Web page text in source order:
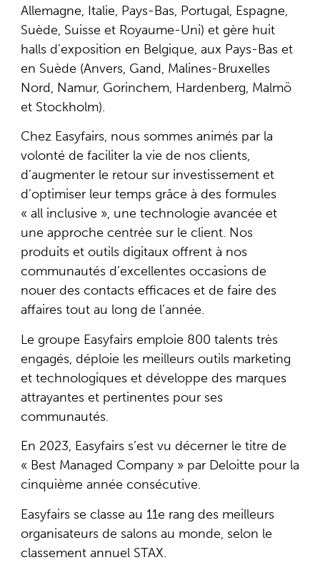
Allemagne, Italie, Pays-Bas, Portugal, Espagne,
Suède, Suisse et Royaume-Uni) et gère huit
halls d’exposition en Belgique, aux Pays-Bas et
en Suède (Anvers, Gand, Malines-Bruxelles
Nord, Namur, Gorinchem, Hardenberg, Malmö
et Stockholm).
Chez Easyfairs, nous sommes animés par la
volonté de faciliter la vie de nos clients,
d’augmenter le retour sur investissement et
d’optimiser leur temps grâce à des formules
« all inclusive », une technologie avancée et
une approche centrée sur le client. Nos
produits et outils digitaux offrent à nos
communautés d’excellentes occasions de
nouer des contacts efficaces et de faire des
affaires tout au long de l’année.
Le groupe Easyfairs emploie 800 talents très
engagés, déploie les meilleurs outils marketing
et technologiques et développe des marques
attrayantes et pertinentes pour ses
communautés.
En 2023, Easyfairs s’est vu décerner le titre de
« Best Managed Company » par Deloitte pour la
cinquième année consécutive.
Easyfairs se classe au 11e rang des meilleurs
organisateurs de salons au monde, selon le
classement annuel STAX.